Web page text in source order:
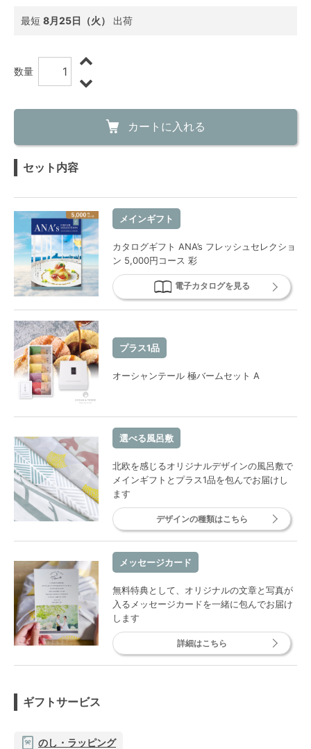
最短 8月25日（火） 出荷
数量
カートに入れる
セット内容
メインギフト
カタログギフト ANA’s フレッシュセレクショ
ン 5,000円コース 彩
電子カタログを見る
プラス1品
オーシャンテール 極バームセット A
選べる風呂敷
北欧を感じるオリジナルデザインの風呂敷で
メインギフトとプラス1品を包んでお届けし
ます
デザインの種類はこちら
メッセージカード
無料特典として、オリジナルの文章と写真が
入るメッセージカードを一緒に包んでお届け
します
詳細はこちら
ギフトサービス
のし・ラッピング